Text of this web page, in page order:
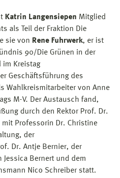
Katrin Langensiepen Mitglied
als Teil der Fraktion Die
sie von Rene Fuhrwerk, er ist
90/Die Grünen in der
im Kreistag
Geschäftsführung des
Wahlkreismitarbeiter von Anne
M-V. Der Austausch fand,
durch den Rektor Prof. Dr.
Professorin Dr. Christine
der
Dr. Antje Bernier, der
Bernert und dem
Nico Schreiber statt.